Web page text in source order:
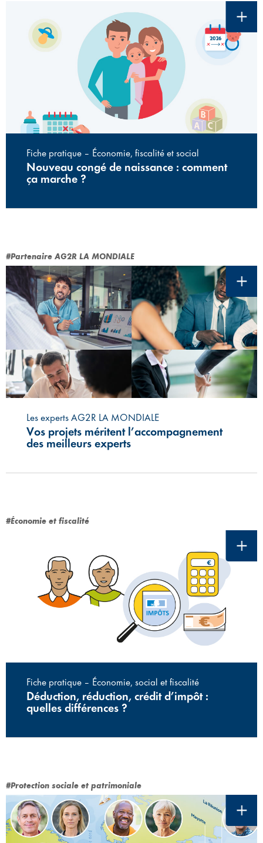
Fiche pratique – Économie, fiscalité et social
Nouveau congé de naissance : comment
ça marche ?
#Partenaire AG2R LA MONDIALE
Les experts AG2R LA MONDIALE
Vos projets méritent l’accompagnement
des meilleurs experts
#Économie et fiscalité
Fiche pratique – Économie, social et fiscalité
Déduction, réduction, crédit d’impôt :
quelles différences ?
#Protection sociale et patrimoniale